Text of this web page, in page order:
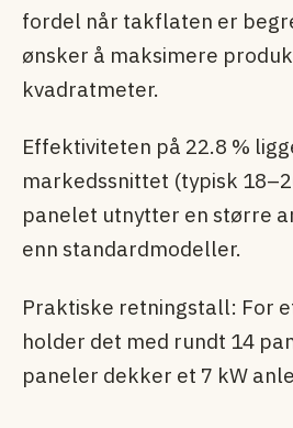
fordel når takflaten er
ønsker å maksimere
kvadratmeter.
Effektiviteten på 22.8 %
markedssnittet (typisk
panelet utnytter en større
enn standardmodeller.
Praktiske retningstall: For
holder det med rundt 14
paneler dekker et 7 kW